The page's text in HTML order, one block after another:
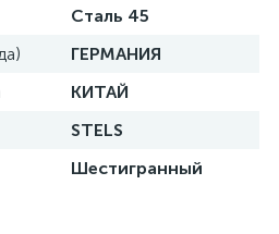
Сталь 45
ГЕРМАНИЯ
КИТАЙ
STELS
Шестигранный